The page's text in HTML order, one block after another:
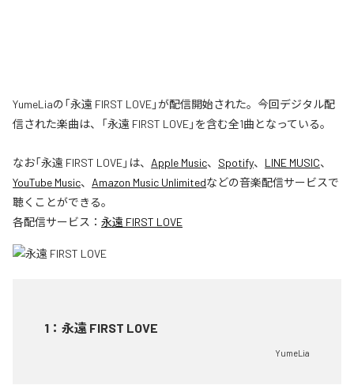
YumeLiaの「永遠 FIRST LOVE」が配信開始された。今回デジタル配
信された楽曲は、「永遠 FIRST LOVE」を含む全1曲となっている。
なお「永遠 FIRST LOVE」は、 Apple Music、 Spotify、 LINE MUSIC、
YouTube Music、 Amazon Music Unlimitedなどの音楽配信サービスで
聴くことができる。
各配信サービス： 永遠 FIRST LOVE
1 ： 永遠 FIRST LOVE
YumeLia